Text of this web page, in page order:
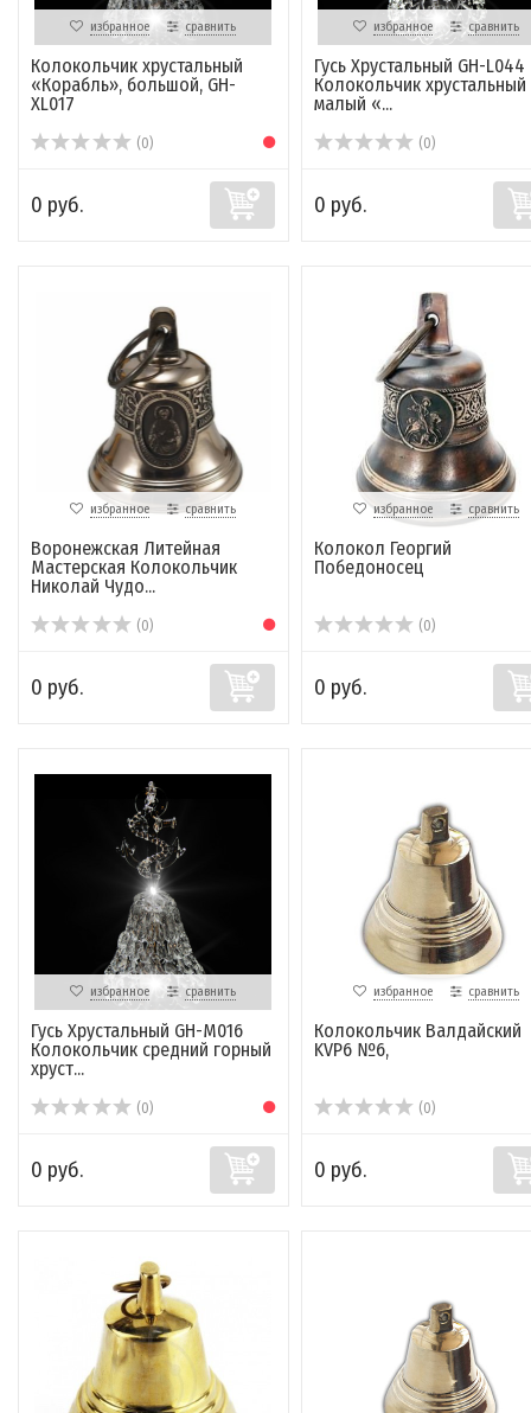
избранное сравнить
Колокольчик хрустальный
«Корабль», большой, GH-
XL017
(0)
0 руб.
избранное сравнить
Гусь Хрустальный GH-L044
Колокольчик хрустальный
малый «...
(0)
0 руб.
избранное сравнить
Воронежская Литейная
Мастерская Колокольчик
Николай Чудо...
(0)
0 руб.
избранное сравнить
Колокол Георгий
Победоносец
(0)
0 руб.
избранное сравнить
Гусь Хрустальный GH-M016
Колокольчик средний горный
хруст...
(0)
0 руб.
избранное сравнить
Колокольчик Валдайский
KVP6 №6,
(0)
0 руб.